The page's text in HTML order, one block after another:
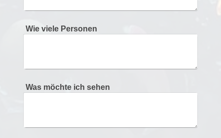
Wie viele Personen
Was möchte ich sehen